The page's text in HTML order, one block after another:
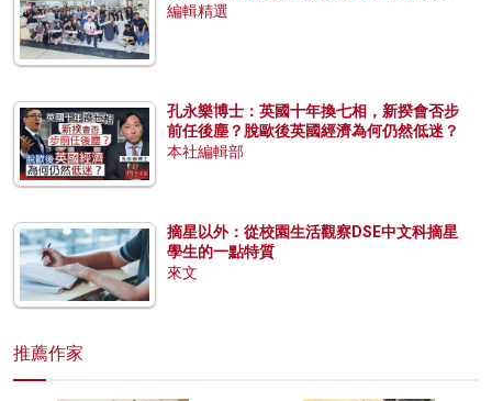
編輯精選
孔永樂博士：英國十年換七相，新揆會否步
前任後塵？脫歐後英國經濟為何仍然低迷？
本社編輯部
摘星以外：從校園生活觀察DSE中文科摘星
學生的一點特質
來文
推薦作家